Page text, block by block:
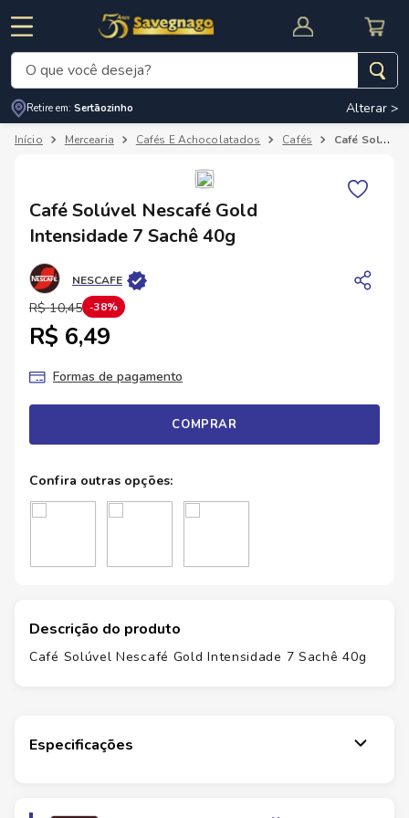
CUPOM DE DESCONTO
O que você deseja?
Retire em: Sertãozinho Alterar >
Mercearia Cafés E Achocolatados Cafés Café Solúvel Nescafé Gold Intensidade 7 Sachê 40g
Café Solúvel Nescafé Gold
Intensidade 7 Sachê 40g
NESCAFE
R$ 10,45 38%
R$ 6,49
Formas de pagamento
COMPRAR
Descrição do produto
Café Solúvel Nescafé Gold Intensidade 7 Sachê 40g
Especificações
Termos mais buscados
3º
cerveja
5º arroz